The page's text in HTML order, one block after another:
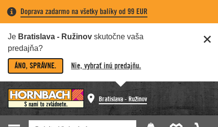
Doprava zadarmo na všetky balíky od 99 EUR
Je Bratislava - Ružinov skutočne vaša
predajňa?
ÁNO, SPRÁVNE. Nie, vybrať inú predajňu.
Bratislava - Ružinov